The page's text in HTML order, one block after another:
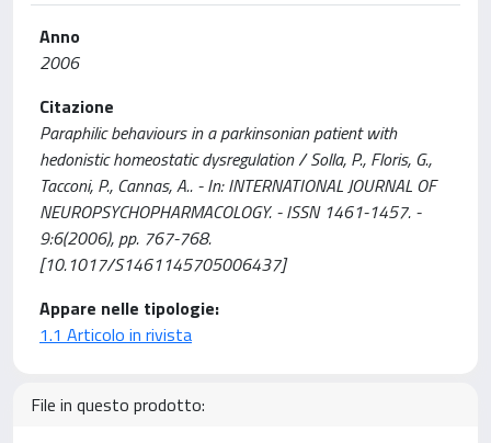
Anno
2006
Citazione
Paraphilic behaviours in a parkinsonian patient with
hedonistic homeostatic dysregulation / Solla, P., Floris, G.,
Tacconi, P., Cannas, A.. - In: INTERNATIONAL JOURNAL OF
NEUROPSYCHOPHARMACOLOGY. - ISSN 1461-1457. -
9:6(2006), pp. 767-768.
[10.1017/S1461145705006437]
Appare nelle tipologie:
1.1 Articolo in rivista
File in questo prodotto: